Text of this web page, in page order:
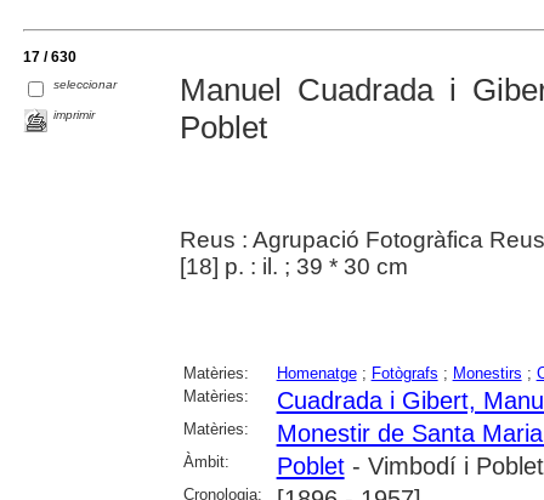
17 / 630
seleccionar
imprimir
Manuel Cuadrada i
Poblet
Reus : Agrupació Fotogràfica
[18] p. : il. ; 39 * 30 cm
Matèries: Homenatge; Fotògrafs ; Monestirs ;
Matèries:
Cuadrada i Gibert,
Matèries: Monestir de Santa
Àmbit: Poblet- Vimbodí i
Cronologia: